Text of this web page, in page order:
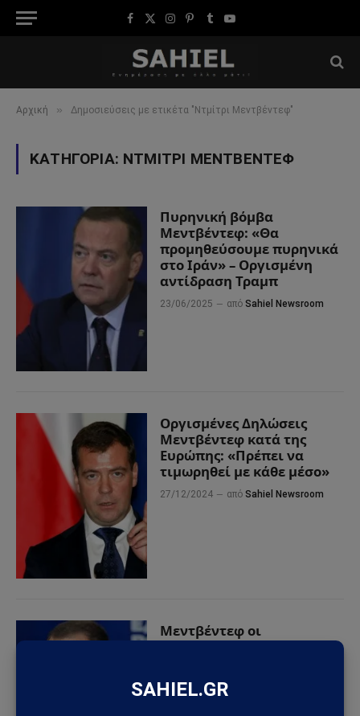
Facebook
X
Instagram
Pinterest
TumblrYouTube
Αρχική » Δημοσιεύσεις με ετικέτα "Ντμίτρι Μεντβέντεφ"
ΚΑΤΗΓΟΡΊΑ: ΝΤΜΊΤΡΙ ΜΕΝΤΒΈΝΤΕΦ
Πυρηνική βόμβα
Μεντβέντεφ: «Θα
προμηθεύσουμε πυρηνικά
στο Ιράν» – Οργισμένη
αντίδραση Τραμπ
23/06/2025 από Sahiel Newsroom
Οργισμένες Δηλώσεις
Μεντβέντεφ κατά της
Ευρώπης: «Πρέπει να
τιμωρηθεί με κάθε μέσο»
27/12/2024 από Sahiel Newsroom
Μεντβέντεφ οι
αξιωματούχοι του
“νόμιμοι στρατιωτικοί
στόχοι” για την